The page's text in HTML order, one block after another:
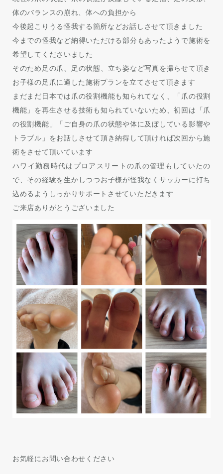
体のバランスの崩れ、体への負担から
今後起こりうる怪我する箇所などお話しさせて頂きました
今までの怪我など納得いただける部分もあったようで施術を
希望してくださいました
そのため足の爪、足の状態、立ち姿など写真を撮らせて頂き
お子様の足爪に適した施術プランを立てさせて頂きます
まだまだ日本では爪の役割機能も知られてなく、「爪の役割
機能」を再生させる技術も知られていないため、初回は「爪
の役割機能」「ご自身の爪の状態や体に及ぼしている影響や
トラブル」をお話しさせて頂き納得して頂ければ次回から施
術をさせて頂いています
ハワイ勤務時代はプロアスリートの爪の管理もしていたの
で、その経験を生かしつつお子様が怪我なくサッカーに打ち
込めるようしっかりサポートさせていただきます
ご来店ありがとうございました
お気軽にお問い合わせください